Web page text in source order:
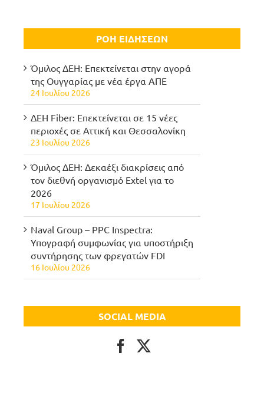
ΡΟΗ ΕΙΔΗΣΕΩΝ
Όμιλος ΔΕΗ: Επεκτείνεται στην αγορά
της Ουγγαρίας με νέα έργα ΑΠΕ
24 Ιουλίου 2026
ΔΕΗ Fiber: Επεκτείνεται σε 15 νέες
περιοχές σε Αττική και Θεσσαλονίκη
23 Ιουλίου 2026
Όμιλος ΔΕΗ: Δεκαέξι διακρίσεις από
τον διεθνή οργανισμό Extel για το
2026
17 Ιουλίου 2026
Naval Group – PPC Inspectra:
Υπογραφή συμφωνίας για υποστήριξη
συντήρησης των φρεγατών FDI
16 Ιουλίου 2026
SOCIAL MEDIA